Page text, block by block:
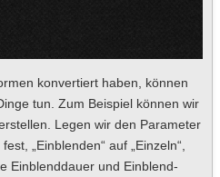
konvertiert haben, können
tun. Zum Beispiel können wir
Legen wir den Parameter
fest, „Einblenden“ auf „Einzeln“,
Einblenddauer und Einblend-